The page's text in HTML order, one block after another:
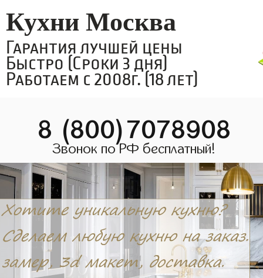
Кухни Москва
Гарантия лучшей цены
Быстро (Сроки 3 дня)
Работаем с 2008г. (18 лет)
8 (800)7078908
Звонок по РФ бесплатный!